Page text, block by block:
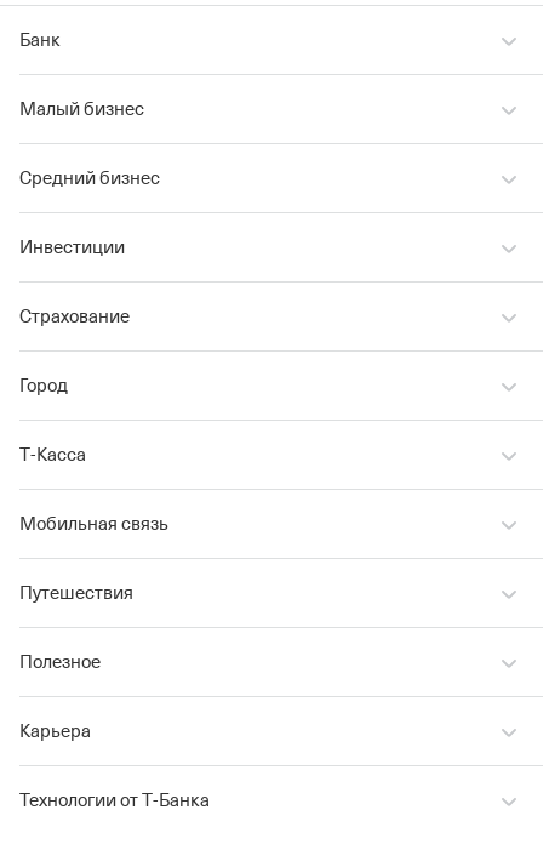
Банк
Малый бизнес
Средний бизнес
Инвестиции
Страхование
Город
Т‑Касса
Мобильная связь
Путешествия
Полезное
Карьера
Технологии от Т‑Банка